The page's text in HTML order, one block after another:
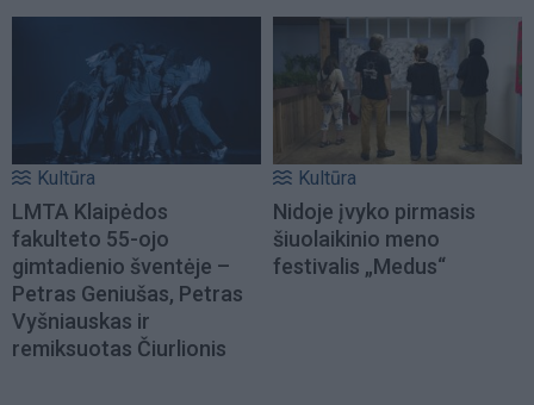
Kultūra
LMTA Klaipėdos
fakulteto 55-ojo
gimtadienio šventėje –
Petras Geniušas, Petras
Vyšniauskas ir
remiksuotas Čiurlionis
Kultūra
Nidoje įvyko pirmasis
šiuolaikinio meno
festivalis „Medus“